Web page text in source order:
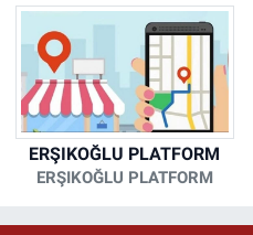
ERŞIKOĞLU PLATFORM
ERŞIKOĞLU PLATFORM